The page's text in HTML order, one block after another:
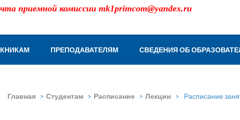
приемной комиссии mk1primcom@yandex.ru
ПРЕПОДАВАТЕЛЯМ СВЕДЕНИЯ ОБ
Главная > Студентам > Расписание > Лекции > Расписание